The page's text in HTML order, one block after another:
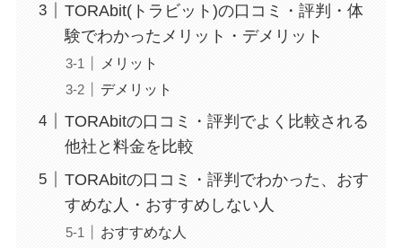
TORAbit(トラビット)の口コミ・評判・体
験でわかったメリット・デメリット
メリット
デメリット
TORAbitの口コミ・評判でよく比較される
他社と料金を比較
TORAbitの口コミ・評判でわかった、おす
すめな人・おすすめしない人
おすすめな人